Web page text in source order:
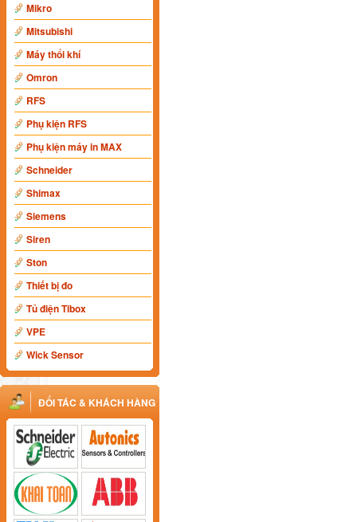
Mikro
Mitsubishi
Máy thổi khí
Omron
RFS
Phụ kiện RFS
Phụ kiện máy in MAX
Schneider
Shimax
Siemens
Siren
Ston
Thiết bị đo
Tủ điện Tibox
VPE
Wick Sensor
ĐỐI TÁC & KHÁCH HÀNG